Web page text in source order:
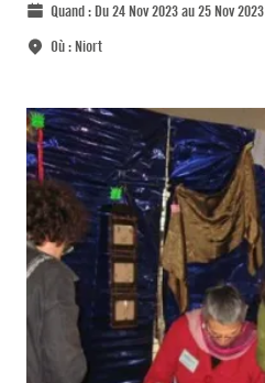
Quand :Du 24 Nov 2023 au 25 Nov 2023
Où :Niort